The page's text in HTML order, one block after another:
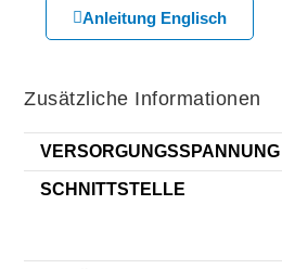
Anleitung Englisch
Zusätzliche Informationen
VERSORGUNGSSPANNUNG
SCHNITTSTELLE